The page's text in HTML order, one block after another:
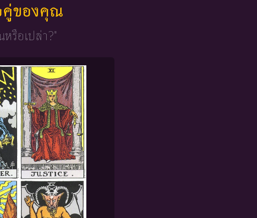
คู่ของคุณ
รือเปล่า?"